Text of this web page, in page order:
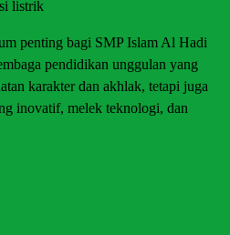
listrik
penting bagi SMP Islam Al Hadi
pendidikan unggulan yang
karakter dan akhlak, tetapi juga
inovatif, melek teknologi, dan